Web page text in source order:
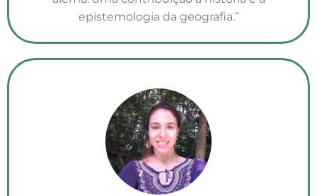
epistemologia da geografia.”